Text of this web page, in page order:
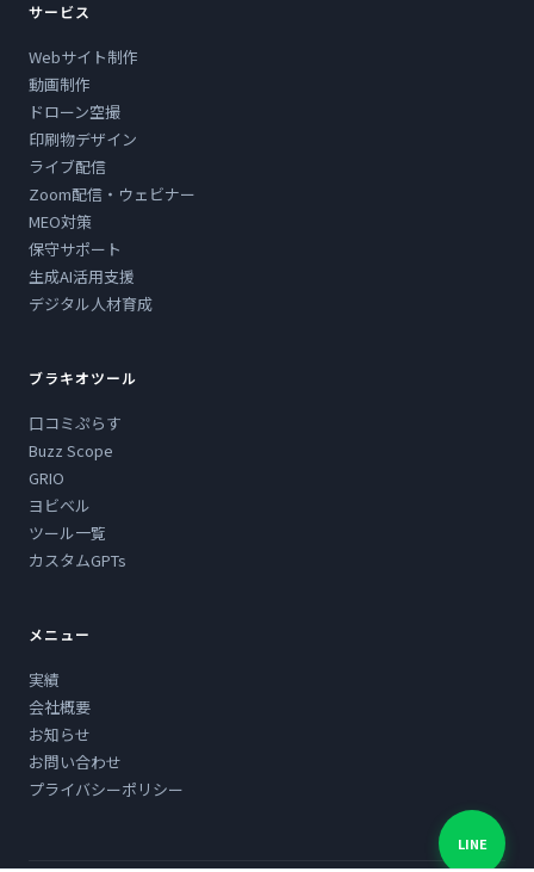
サービス
Webサイト制作
動画制作
ドローン空撮
印刷物デザイン
ライブ配信
Zoom配信・ウェビナー
MEO対策
保守サポート
生成AI活用支援
デジタル人材育成
ブラキオツール
口コミぷらす
Buzz Scope
GRIO
ヨビベル
ツール一覧
カスタムGPTs
メニュー
実績
会社概要
お知らせ
お問い合わせ
プライバシーポリシー
LINE